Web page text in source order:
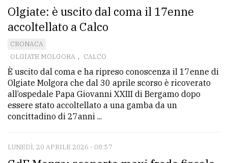
Olgiate: è uscito dal coma il 17enne
accoltellato a Calco
CRONACA
OLGIATE MOLGORA , CALCO
È uscito dal coma e ha ripreso conoscenza il 17enne di
Olgiate Molgora che dal 30 aprile scorso è ricoverato
all’ospedale Papa Giovanni XXIII di Bergamo dopo
essere stato accoltellato a una gamba da un
concittadino di 27anni ...
LUNEDÌ, 20 APRILE 2026 - 08:57